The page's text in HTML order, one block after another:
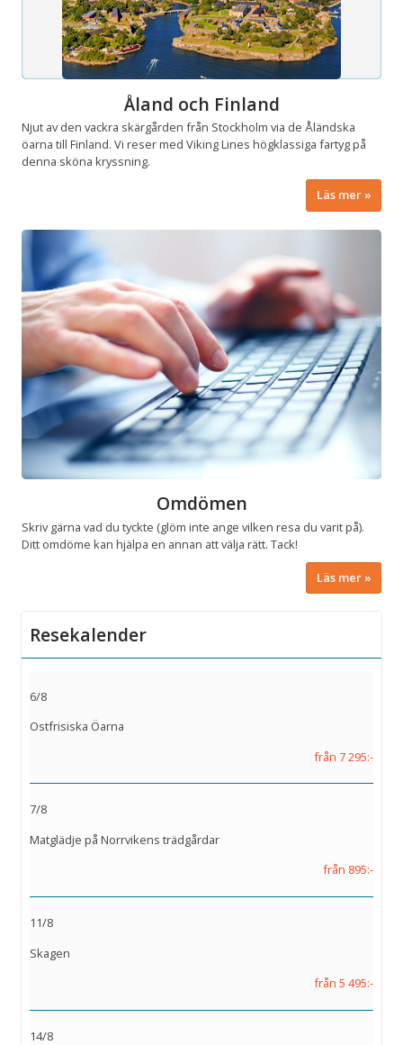
Åland och Finland
Njut av den vackra skärgården från Stockholm via de Åländska
öarna till Finland. Vi reser med Viking Lines högklassiga fartyg på
denna sköna kryssning.
Läs mer
Omdömen
Skriv gärna vad du tyckte (glöm inte ange vilken resa du varit på).
Ditt omdöme kan hjälpa en annan att välja rätt. Tack!
Läs mer
Resekalender
6/8
Ostfrisiska Öarna
från 7 295:-
7/8
Matglädje på Norrvikens trädgårdar
från 895:-
11/8
Skagen
från 5 495:-
14/8